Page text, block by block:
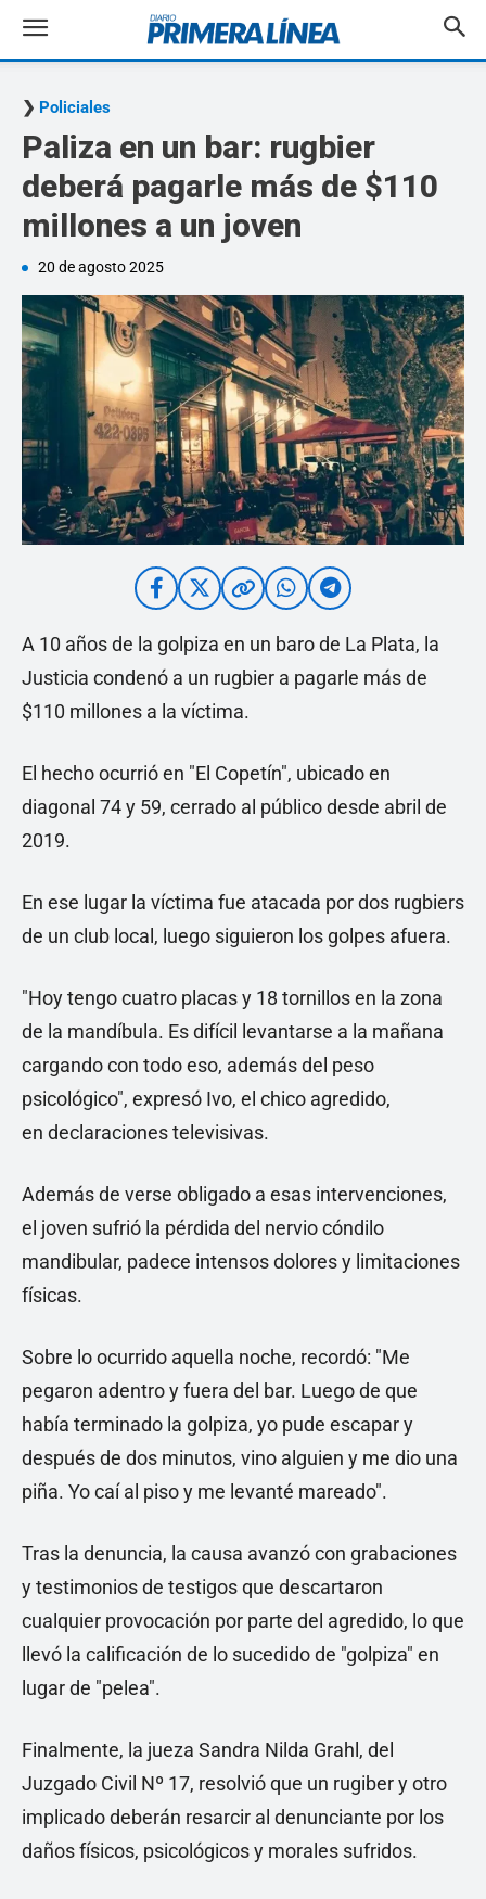
Policiales
Paliza en un bar: rugbier
deberá pagarle más de $110
millones a un joven
20 de agosto 2025
A 10 años de la golpiza en un baro de La Plata, la
Justicia condenó a un rugbier a pagarle más de
$110 millones a la víctima.
El hecho ocurrió en "El Copetín", ubicado en
diagonal 74 y 59, cerrado al público desde abril de
2019.
En ese lugar la víctima fue atacada por dos rugbiers
de un club local, luego siguieron los golpes afuera.
"Hoy tengo cuatro placas y 18 tornillos en la zona
de la mandíbula. Es difícil levantarse a la mañana
cargando con todo eso, además del peso
psicológico", expresó Ivo, el chico agredido,
en declaraciones televisivas.
Además de verse obligado a esas intervenciones,
el joven sufrió la pérdida del nervio cóndilo
mandibular, padece intensos dolores y limitaciones
físicas.
Sobre lo ocurrido aquella noche, recordó: "Me
pegaron adentro y fuera del bar. Luego de que
había terminado la golpiza, yo pude escapar y
después de dos minutos, vino alguien y me dio una
piña. Yo caí al piso y me levanté mareado".
Tras la denuncia, la causa avanzó con grabaciones
y testimonios de testigos que descartaron
cualquier provocación por parte del agredido, lo que
llevó la calificación de lo sucedido de "golpiza" en
lugar de "pelea".
Finalmente, la jueza Sandra Nilda Grahl, del
Juzgado Civil Nº 17, resolvió que un rugiber y otro
implicado deberán resarcir al denunciante por los
daños físicos, psicológicos y morales sufridos.